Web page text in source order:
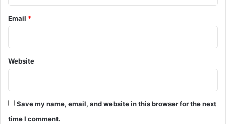
Email *
Website
Save my name, email, and website in this browser for the next
time I comment.